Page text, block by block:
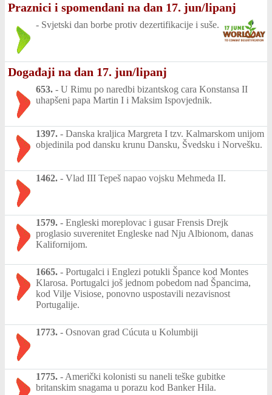
Praznici i spomendani na dan 17. jun/lipanj
- Svjetski dan borbe protiv dezertifikacije i suše.
Događaji na dan 17. jun/lipanj
653. - U Rimu po naredbi bizantskog cara Konstansa II
uhapšeni papa Martin I i Maksim Ispovjednik.
1397. - Danska kraljica Margreta I tzv. Kalmarskom unijom
objedinila pod dansku krunu Dansku, Švedsku i Norvešku.
1462. - Vlad III Tepeš napao vojsku Mehmeda II.
1579. - Engleski moreplovac i gusar Frensis Drejk
proglasio suverenitet Engleske nad Nju Albionom, danas
Kalifornijom.
1665. - Portugalci i Englezi potukli Špance kod Montes
Klarosa. Portugalci još jednom pobedom nad Špancima,
kod Vilje Visiose, ponovno uspostavili nezavisnost
Portugalije.
1773. - Osnovan grad Cúcuta u Kolumbiji
1775. - Američki kolonisti su naneli teške gubitke
britanskim snagama u porazu kod Banker Hila.